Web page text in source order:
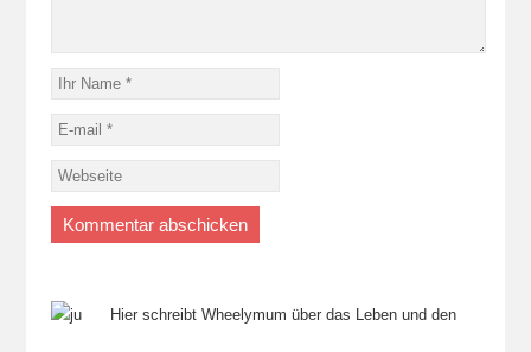
Hier schreibt Wheelymum über das Leben und den